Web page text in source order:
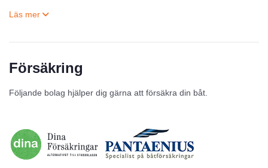
Försäkring
Följande bolag hjälper dig gärna att försäkra din båt.